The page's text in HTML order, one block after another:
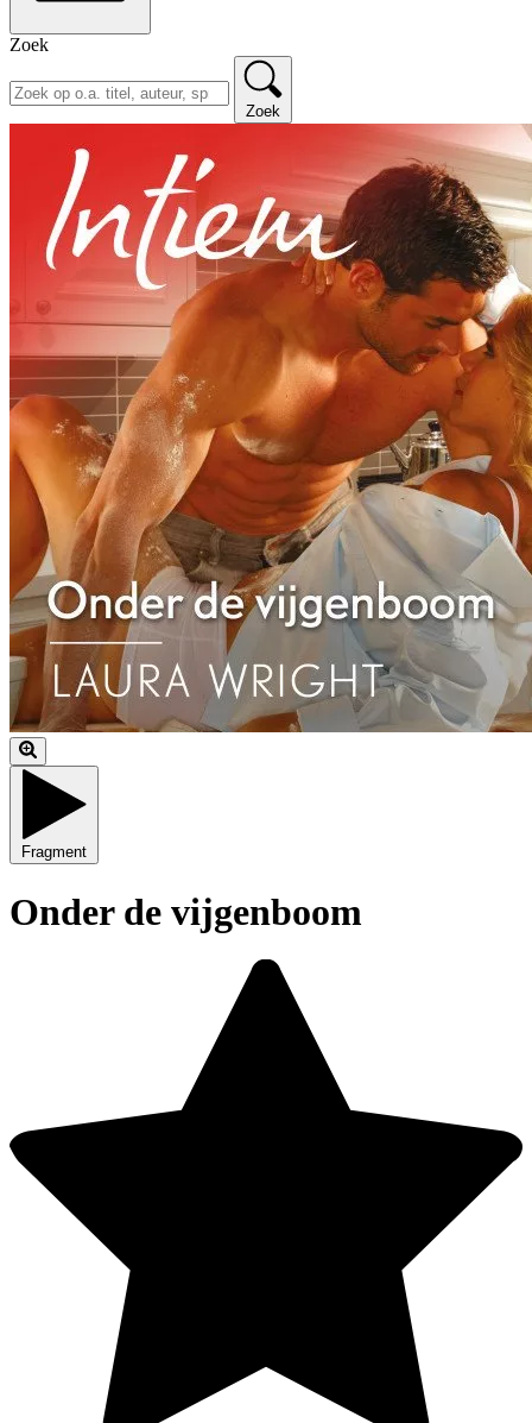
Zoek
Zoek
Fragment
Onder de vijgenboom